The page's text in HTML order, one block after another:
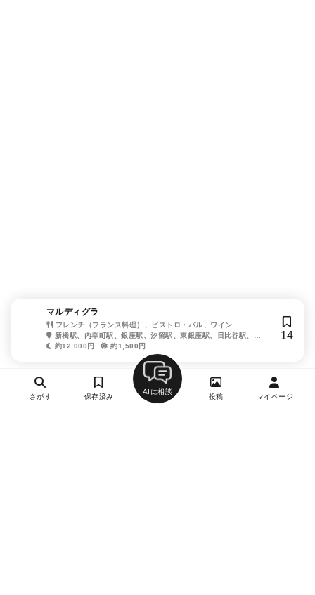
マルディグラ
フレンチ（フランス料理）、ビストロ・バル、ワイン
新橋駅、内幸町駅、銀座駅、汐留駅、東銀座駅、日比谷駅、築
地市場駅
約12,000円 約1,500円
14
さがす 保存済み
AIに相談
投稿 マイページ